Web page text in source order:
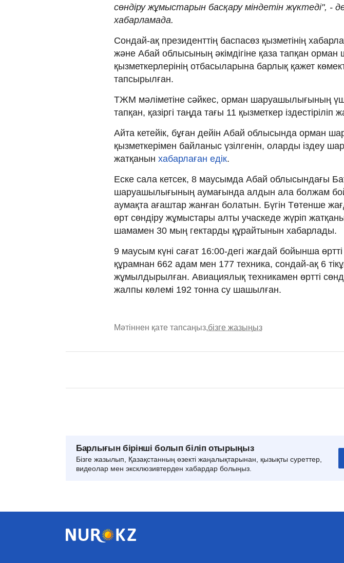
сөндіру жұмыстарын басқару міндетін жүктеді", -
хабарламада.
Сондай-ақ президенттің баспасөз қызметінің
және Абай облысының әкімдігіне қаза тапқан
қызметкерлерінің отбасыларына барлық қажет
тапсырылған.
ТЖМ мәліметіне сәйкес, орман шаруашылығының үш
тапқан, қазіргі таңда тағы 11 қызметкер іздестіріліп
Айта кетейік, бұған дейін Абай облысында орман
қызметкерімен байланыс үзілгенін, оларды іздеу
жатқанын хабарлаған едік.
Еске сала кетсек, 8 маусымда Абай облысындағы
шаруашылығының аумағында алдын ала болжам
аумақта ағаштар жанған болатын. Бүгін Төтенше
өрт сөндіру жұмыстары алты учаскеде жүріп
шамамен 30 мың гектарды құрайтынын хабарлады.
9 маусым күні сағат 16:00-дегі жағдай бойынша
құрамнан 662 адам мен 177 техника, сондай-ақ 6
жұмылдырылған. Авиациялық техникамен өртті
жалпы көлемі 192 тонна су шашылған.
Мәтіннен қате тапсаңыз,бізге жазыңыз
Барлығын бірінші болып біліп отырыңыз
Бізге жазылып, Қазақстанның өзекті жаңалықтарынан, қызықты суреттер,
видеолар мен эксклюзивтерден хабардар болыңыз.